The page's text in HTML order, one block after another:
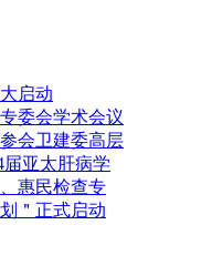
启动
委会学术会议
会卫建委高层
亚太肝病学
惠民检查专
＂正式启动